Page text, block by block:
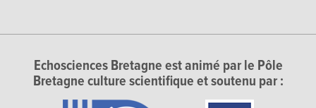
Echosciences Bretagne est animé par le Pôle
Bretagne culture scientifique et soutenu par :